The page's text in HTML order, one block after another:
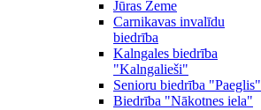
Jūras Zeme
Carnikavas invalīdu
biedrība
Kalngales biedrība
"Kalngalieši"
Senioru biedrība "Paeglis"
Biedrība "Nākotnes iela"